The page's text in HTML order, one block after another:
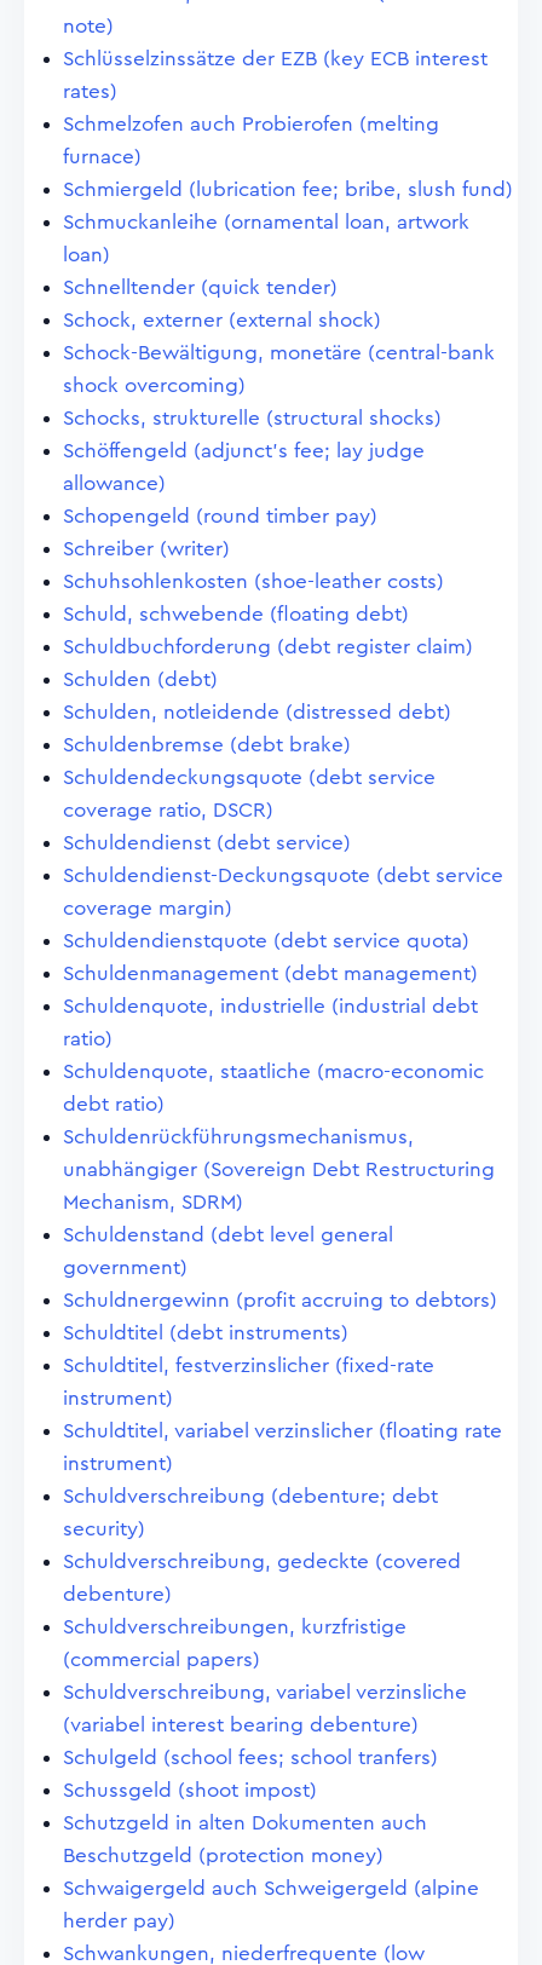
note)
Schlüsselzinssätze der EZB (key ECB interest
rates)
Schmelzofen auch Probierofen (melting
furnace)
Schmiergeld (lubrication fee; bribe, slush fund)
Schmuckanleihe (ornamental loan, artwork
loan)
Schnelltender (quick tender)
Schock, externer (external shock)
Schock-Bewältigung, monetäre (central-bank
shock overcoming)
Schocks, strukturelle (structural shocks)
Schöffengeld (adjunct's fee; lay judge
allowance)
Schopengeld (round timber pay)
Schreiber (writer)
Schuhsohlenkosten (shoe-leather costs)
Schuld, schwebende (floating debt)
Schuldbuchforderung (debt register claim)
Schulden (debt)
Schulden, notleidende (distressed debt)
Schuldenbremse (debt brake)
Schuldendeckungsquote (debt service
coverage ratio, DSCR)
Schuldendienst (debt service)
Schuldendienst-Deckungsquote (debt service
coverage margin)
Schuldendienstquote (debt service quota)
Schuldenmanagement (debt management)
Schuldenquote, industrielle (industrial debt
ratio)
Schuldenquote, staatliche (macro-economic
debt ratio)
Schuldenrückführungsmechanismus,
unabhängiger (Sovereign Debt Restructuring
Mechanism, SDRM)
Schuldenstand (debt level general
government)
Schuldnergewinn (profit accruing to debtors)
Schuldtitel (debt instruments)
Schuldtitel, festverzinslicher (fixed-rate
instrument)
Schuldtitel, variabel verzinslicher (floating rate
instrument)
Schuldverschreibung (debenture; debt
security)
Schuldverschreibung, gedeckte (covered
debenture)
Schuldverschreibungen, kurzfristige
(commercial papers)
Schuldverschreibung, variabel verzinsliche
(variabel interest bearing debenture)
Schulgeld (school fees; school tranfers)
Schussgeld (shoot impost)
Schutzgeld in alten Dokumenten auch
Beschutzgeld (protection money)
Schwaigergeld auch Schweigergeld (alpine
herder pay)
Schwankungen, niederfrequente (low